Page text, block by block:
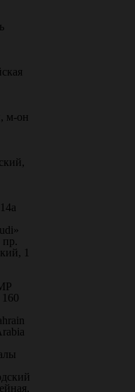
м-он
пр.
1